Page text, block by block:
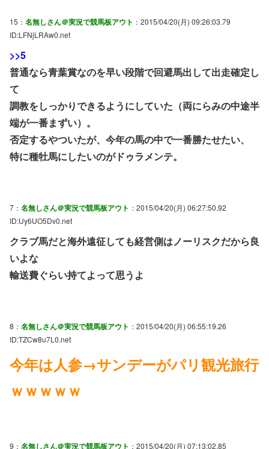
15： 名無しさん＠実況で競馬板アウト ：2015/04/20(月) 09:26:03.79
ID:LFNjLRAw0.net
>>5
普通なら青葉賞なのを早い段階で回避馬出して出走確定し
て
調教をしっかりできるようにしていた（両にらみの中途半
端が一番まずい）。
否定するやついたが、今年の馬の中で一番勝たせたい、
特に種牡馬にしたいのがドゥラメンテ。
7： 名無しさん＠実況で競馬板アウト ：2015/04/20(月) 06:27:50.92
ID:Uy6UO5Dv0.net
クラブ馬だと海外遠征しても経営側はノーリスクだから良
いよな
輸送費ぐらい持てよって思うよ
8： 名無しさん＠実況で競馬板アウト ：2015/04/20(月) 06:55:19.26
ID:TZCw8u7L0.net
今年は人参→サンデーがパリ観光旅行
ｗｗｗｗｗ
9： 名無しさん＠実況で競馬板アウト ：2015/04/20(月) 07:13:02.85